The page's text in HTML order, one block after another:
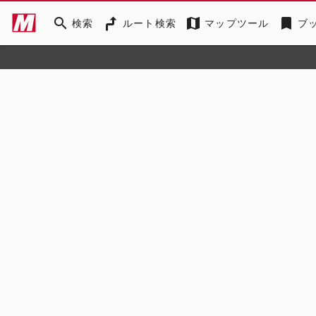
search 検索 ルート検索 map マップツール bookmark ブ